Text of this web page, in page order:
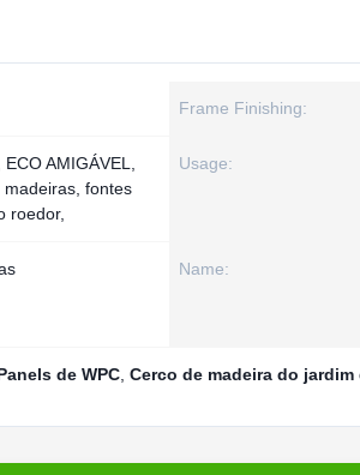
Frame Finishing:
AMIGÁVEL,
fontes
roedor,
Usage:
Name:
de WPC Cerco de madeira do